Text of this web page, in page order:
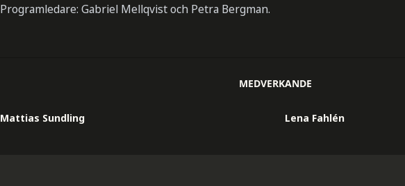
Programledare: Gabriel Mellqvist och Petra Bergman.
MEDVERKANDE
Mattias Sundling Lena Fahlén